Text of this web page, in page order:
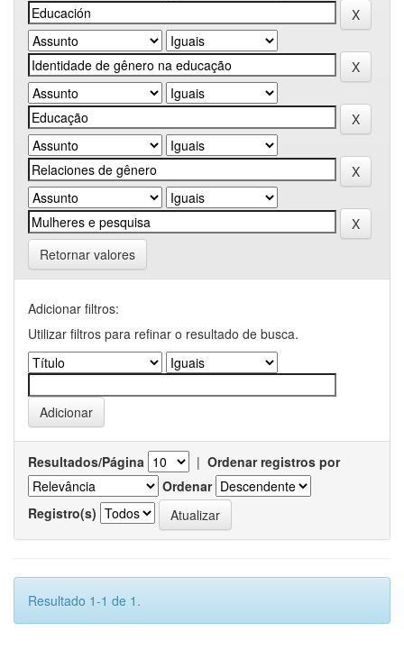
Retornar valores
Adicionar filtros:
Utilizar filtros para refinar o resultado de busca.
Resultados/Página | Ordenar registros por
Ordenar
Registro(s)
Resultado 1-1 de 1.